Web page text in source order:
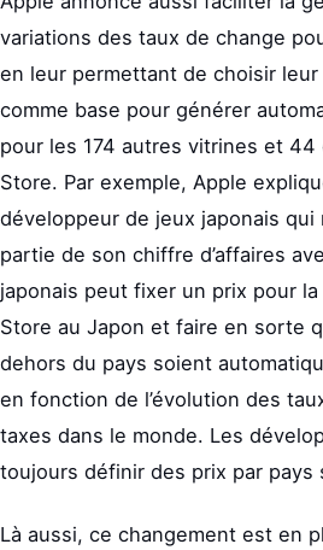
variations des taux de change
en leur permettant de choisir
comme base pour générer
pour les 174 autres vitrines et 44
Store. Par exemple, Apple
développeur de jeux japonais qui
partie de son chiffre d’affaires
japonais peut fixer un prix pour la
Store au Japon et faire en sorte
dehors du pays soient
en fonction de l’évolution des
taxes dans le monde. Les
toujours définir des prix par pays
Là aussi, ce changement est en